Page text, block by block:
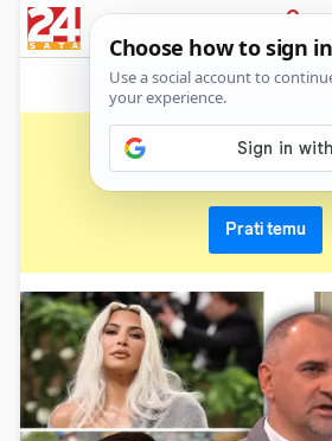
PRIJAVA
News
bogdan ilić
Prati temu